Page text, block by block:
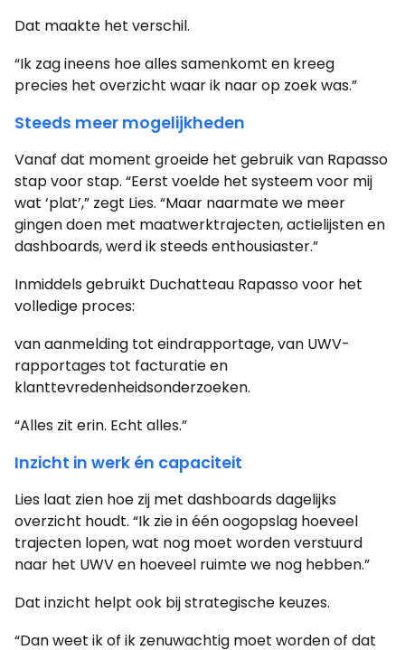
Dat maakte het verschil.
“Ik zag ineens hoe alles samenkomt en kreeg
precies het overzicht waar ik naar op zoek was.”
Steeds meer mogelijkheden
Vanaf dat moment groeide het gebruik van Rapasso
stap voor stap. “Eerst voelde het systeem voor mij
wat ‘plat’,” zegt Lies. “Maar naarmate we meer
gingen doen met maatwerktrajecten, actielijsten en
dashboards, werd ik steeds enthousiaster.”
Inmiddels gebruikt Duchatteau Rapasso voor het
volledige proces:
van aanmelding tot eindrapportage, van UWV-
rapportages tot facturatie en
klanttevredenheidsonderzoeken.
“Alles zit erin. Echt alles.”
Inzicht in werk én capaciteit
Lies laat zien hoe zij met dashboards dagelijks
overzicht houdt. “Ik zie in één oogopslag hoeveel
trajecten lopen, wat nog moet worden verstuurd
naar het UWV en hoeveel ruimte we nog hebben.”
Dat inzicht helpt ook bij strategische keuzes.
“Dan weet ik of ik zenuwachtig moet worden of dat